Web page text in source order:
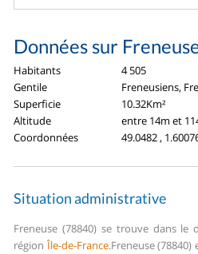
Données sur
Habitants
4 505
Gentile
Freneusiens,
Superficie
10.32Km²
Altitude
entre 14m et
Coordonnées
49.0482 ,
Situation administrative
Freneuse (78840) se trouve dans
région Île-de-France.Freneuse